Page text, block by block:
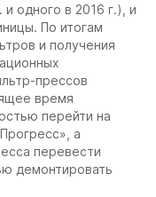
и одного в 2016 г.), и
По итогам
и получения
прессов
время
перейти на
а
перевести
демонтировать